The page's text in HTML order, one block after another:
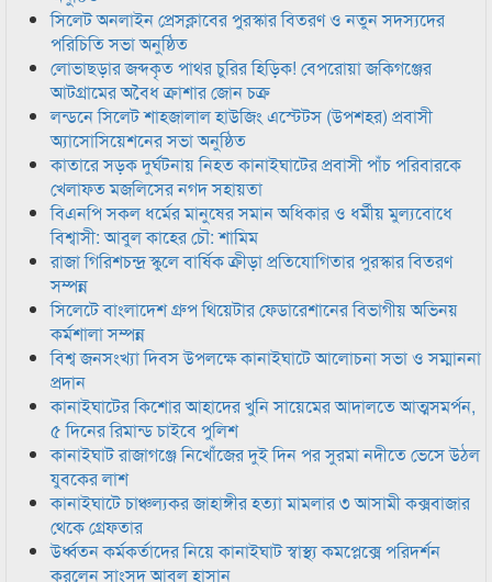
সিলেট অনলাইন প্রেসক্লাবের পুরস্কার বিতরণ ও নতুন সদস্যদের
পরিচিতি সভা অনুষ্ঠিত
লোভাছড়ার জব্দকৃত পাথর চুরির হিড়িক! বেপরোয়া জকিগঞ্জের
আটগ্রামের অবৈধ ক্রাশার জোন চক্র
লন্ডনে সিলেট শাহজালাল হাউজিং এস্টেটস (উপশহর) প্রবাসী
অ্যাসোসিয়েশনের সভা অনুষ্ঠিত
কাতারে সড়ক দুর্ঘটনায় নিহত কানাইঘাটের প্রবাসী পাঁচ পরিবারকে
খেলাফত মজলিসের নগদ সহায়তা
বিএনপি সকল ধর্মের মানুষের সমান অধিকার ও ধর্মীয় মুল্যবোধে
বিশ্বাসী: আবুল কাহের চৌ: শামিম
রাজা গিরিশচন্দ্র স্কুলে বার্ষিক ক্রীড়া প্রতিযোগিতার পুরস্কার বিতরণ
সম্পন্ন
সিলেটে বাংলাদেশ গ্রুপ থিয়েটার ফেডারেশানের বিভাগীয় অভিনয়
কর্মশালা সম্পন্ন
বিশ্ব জনসংখ্যা দিবস উপলক্ষে কানাইঘাটে আলোচনা সভা ও সম্মাননা
প্রদান
কানাইঘাটের কিশোর আহাদের খুনি সায়েমের আদালতে আত্মসমর্পন,
৫ দিনের রিমান্ড চাইবে পুলিশ
কানাইঘাট রাজাগঞ্জে নিখোঁজের দুই দিন পর সুরমা নদীতে ভেসে উঠল
যুবকের লাশ
কানাইঘাটে চাঞ্চল্যকর জাহাঙ্গীর হত্যা মামলার ৩ আসামী কক্সবাজার
থেকে গ্রেফতার
উর্ধ্বতন কর্মকর্তাদের নিয়ে কানাইঘাট স্বাস্থ্য কমপ্লেক্সে পরিদর্শন
করলেন সাংসদ আবুল হাসান